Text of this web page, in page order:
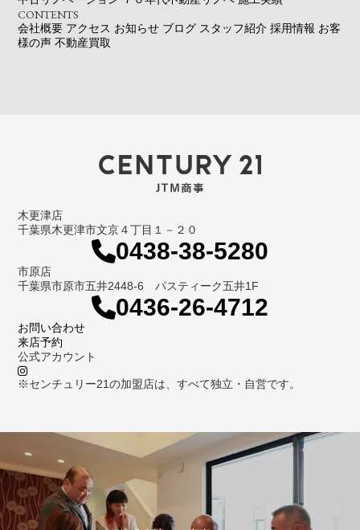
CONTENTS
会社概要 アクセス お知らせ ブログ スタッフ紹介 採用情報 お客
様の声 不動産買取
木更津店
千葉県木更津市文京４丁目１－２０
0438-38-5280
市原店
千葉県市原市五井2448-6 パスティーク五井1F
0436-26-4712
お問い合わせ
来店予約
公式アカウント
※センチュリー21の加盟店は、すべて独立・自営です。